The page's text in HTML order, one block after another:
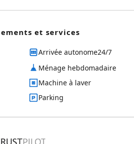
et services
Arrivée autonome24/7
Ménage hebdomadaire
Machine à laver
Parking